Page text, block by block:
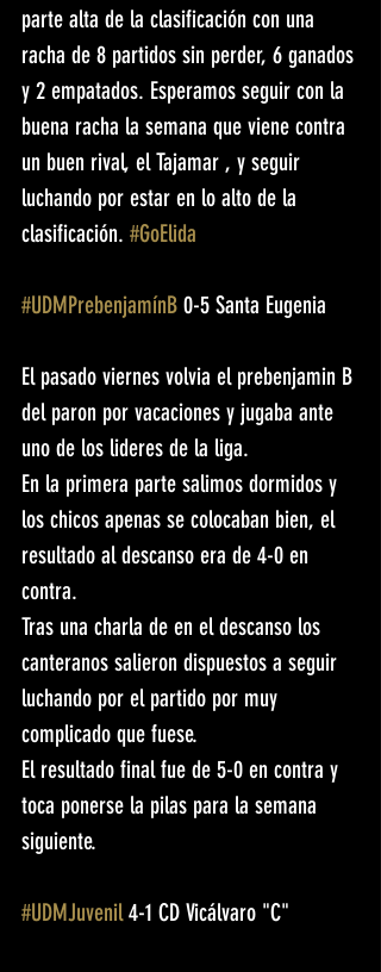
parte alta de la clasificación con una
racha de 8 partidos sin perder, 6 ganados
y 2 empatados. Esperamos seguir con la
buena racha la semana que viene contra
un buen rival, el Tajamar , y seguir
luchando por estar en lo alto de la
clasificación. #GoElida
#UDMPrebenjamínB 0-5 Santa Eugenia
El pasado viernes volvia el prebenjamin B
del paron por vacaciones y jugaba ante
uno de los lideres de la liga.
En la primera parte salimos dormidos y
los chicos apenas se colocaban bien, el
resultado al descanso era de 4-0 en
contra.
Tras una charla de en el descanso los
canteranos salieron dispuestos a seguir
luchando por el partido por muy
complicado que fuese.
El resultado final fue de 5-0 en contra y
toca ponerse la pilas para la semana
siguiente.
#UDMJuvenil 4-1 CD Vicálvaro "C"